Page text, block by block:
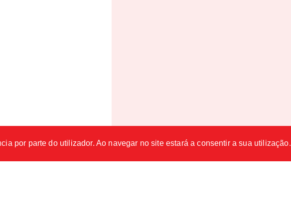
por parte do utilizador. Ao navegar no site estará a consentir a sua utilização.